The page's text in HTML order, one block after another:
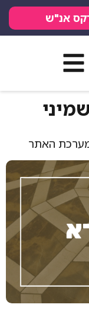
אנ"ש
האתר